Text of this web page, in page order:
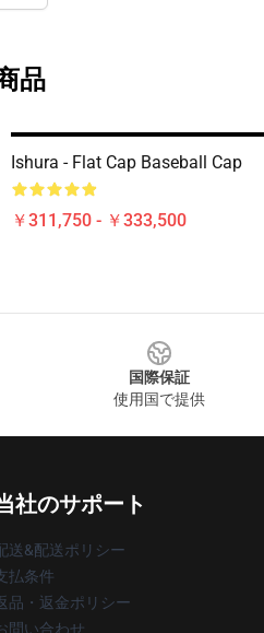
品
Ishura - Flat Cap Baseball Cap
￥311,750 - ￥333,500
国際保証
使用国で提供
社のサポート
送&配送ポリシー
払条件
品・返金ポリシー
問い合わせ